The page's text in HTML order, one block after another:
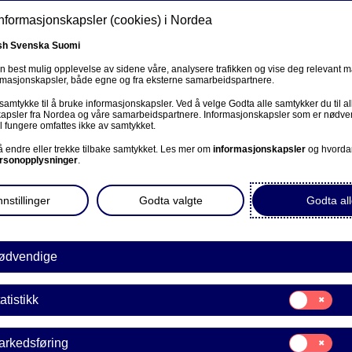
Om oss Investorer Nyheter & innsikt
Bærekraft
Nordea oppdaterer
for fire
(cookies) i Nordea
Svenska Suomi
best mulig opplevelse av sidene våre, analysere trafikken og vise deg relevant
både egne og fra eksterne samarbeidspartnere.
til å bruke informasjonskapsler. Ved å velge Godta alle samtykker du til
fra Nordea og våre samarbeidspartnere. Informasjonskapsler som er
fungere omfattes ikke av samtykket.
endre eller trekke tilbake samtykket. Les mer om informasjonskapsler og
.
Godta
Godta valgte
Samtykke
til:
Statistikk
Samtykke